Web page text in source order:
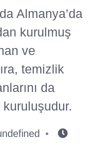
Almanya’da
kurulmuş
ve
temizlik
da